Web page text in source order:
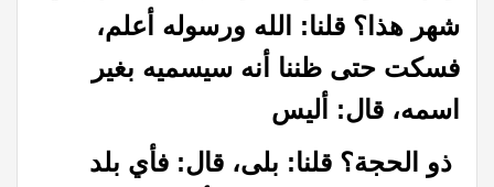
شهر هذا؟ قلنا: الله ورسوله أعلم،
فسكت حتى ظننا أنه سيسميه بغير
اسمه، قال: أليس
ذو الحجة؟ قلنا: بلى، قال: فأي بلد